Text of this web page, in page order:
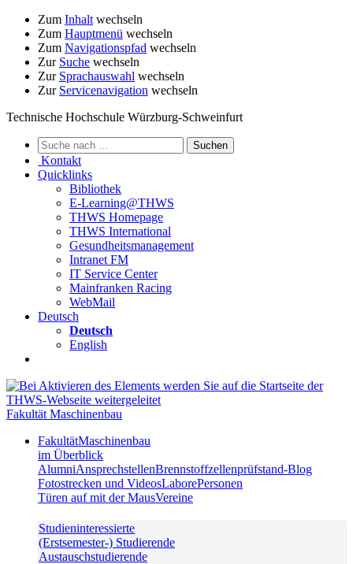
Zum Inhalt wechseln
Zum Hauptmenü wechseln
Zum Navigationspfad wechseln
Zur Suche wechseln
Zur Sprachauswahl wechseln
Zur Servicenavigation wechseln
Technische Hochschule Würzburg-Schweinfurt
Kontakt
Quicklinks
Bibliothek
E-Learning@THWS
THWS Homepage
THWS International
Gesundheitsmanagement
Intranet FM
IT Service Center
Mainfranken Racing
WebMail
Deutsch
Deutsch
English
Fakultät Maschinenbau
FakultätMaschinenbau
im Überblick
AlumniAnsprechstellenBrennstoffzellenprüfstand-Blog
Fotostrecken und VideosLaborePersonen
Türen auf mit der MausVereine
Studieninteressierte
(Erstsemester-) Studierende
Austauschstudierende